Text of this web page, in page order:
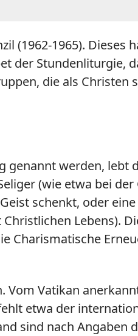
(1962-1965). Dieses
der Stundenliturgie,
die als
genannt werden, lebt
(wie etwa bei
schenkt, oder
Lebens).
Charismatische
Vom Vatikan
etwa der
sind nach Angaben